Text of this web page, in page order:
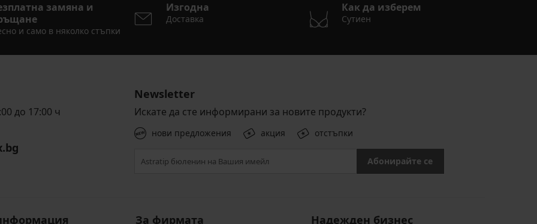
замяна и
и само в няколко стъпки
Изгодна
Доставка
Как да изберем
Сутиен
до 17:00 ч
Newsletter
Искате да сте информирани за новите продукти?
нови предложения акция отстъпки
Абонирайте се
За фирмата Надежден бизнес